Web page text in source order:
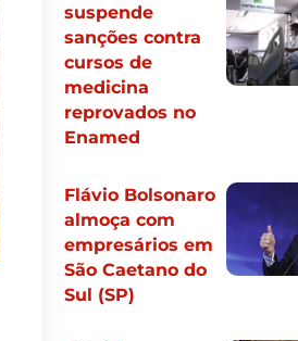
suspende
sanções contra
cursos de
medicina
reprovados no
Enamed
Flávio Bolsonaro
almoça com
empresários em
São Caetano do
Sul (SP)